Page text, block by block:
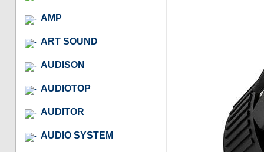
AMP
ART SOUND
AUDISON
AUDIOTOP
AUDITOR
AUDIO SYSTEM